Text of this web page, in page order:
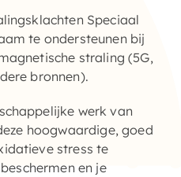
Speciaal
te ondersteunen bij
straling (5G,
bronnen).
werk van
hoogwaardige, goed
stress te
en je